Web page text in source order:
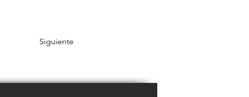
Siguiente